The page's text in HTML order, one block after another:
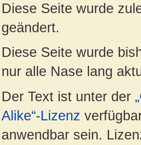
Diese Seite wurde
geändert.
Diese Seite wurde
nur alle Nase lang
Der Text ist unter der
Alike“-Lizenz
anwendbar sein.